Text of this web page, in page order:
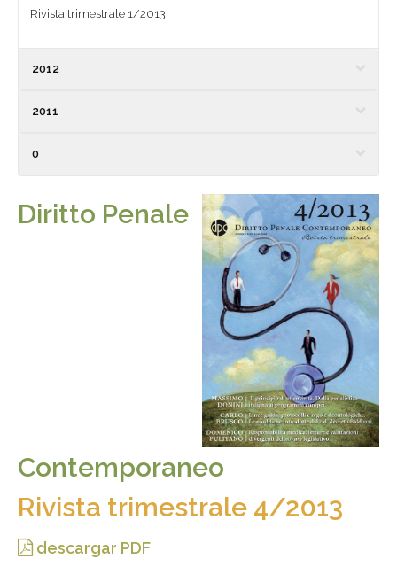
Rivista trimestrale 1/2013
2012
2011
0
Diritto Penale
Contemporaneo
Rivista trimestrale 4/2013
descargar PDF